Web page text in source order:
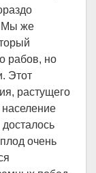
Мы же
рабов, но
Этот
растущего
население
очень